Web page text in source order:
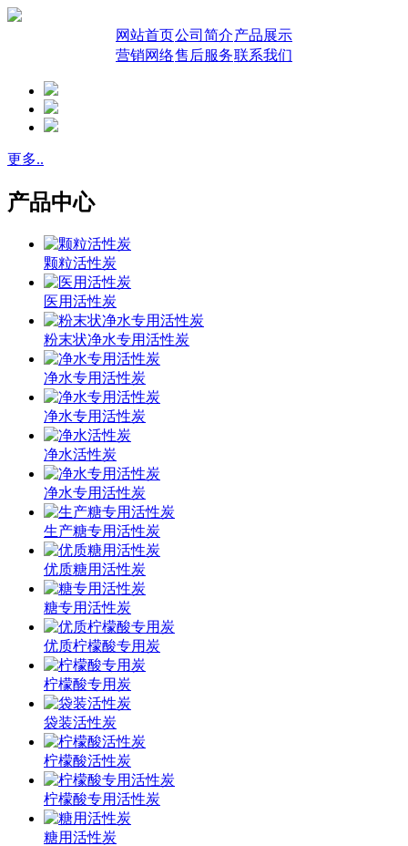
网站首页公司简介产品展示
营销网络售后服务联系我们
更多..
产品中心
颗粒活性炭
医用活性炭
粉末状净水专用活性炭
净水专用活性炭
净水专用活性炭
净水活性炭
净水专用活性炭
生产糖专用活性炭
优质糖用活性炭
糖专用活性炭
优质柠檬酸专用炭
柠檬酸专用炭
袋装活性炭
柠檬酸活性炭
柠檬酸专用活性炭
糖用活性炭